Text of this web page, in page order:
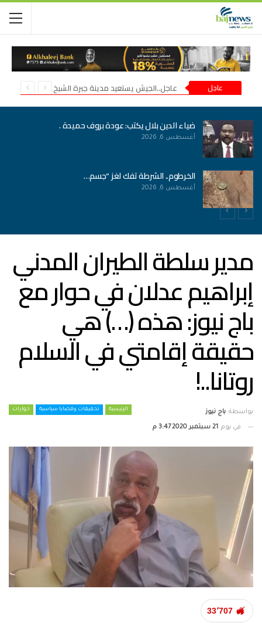
عاجل عاجل..الجيش يستعيد مدينة جبرة الشيخ في شمال كردفان
حريق هائل في مستشفى ود مدني
أغسطس 5, 2026
وفاة مسؤول بكنترول امتحانات الشهادة السودانية
أغسطس 5, 2026
مدير سلطة الطيران المدني
إبراهيم عدلان في حوار مع
باج نيوز: هذه (…) هي
حقيقة إقامتي في السلام
روتانا..!
الرئيسية تحقيقات وقضايا سياسية حوارات بواسطة باج نيوز
في يوم 21 سبتمبر 2020 3:47 م
33٬707